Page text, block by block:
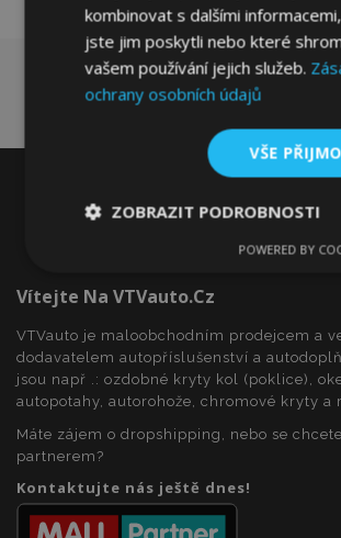
Vítejte Na VTVauto.cz
VTVauto je maloobchodním prodejcem a
dodavatelem autopříslušenství a
jsou např .: ozdobné kryty kol (poklice),
autopotahy, autorohože, chromové kryty a
Máte zájem o dropshipping, nebo se
partnerem?
Kontaktujte nás ještě dnes!
kombinovat s dalšími
jste jim poskytli nebo které
vašem používání jejich služeb.
ochrany osobních údajů
VŠE
ZOBRAZIT PODROBNOSTI
soubory
Výkonové
Funkční soubory
Nezbytně nutné soubory
POWERED BY